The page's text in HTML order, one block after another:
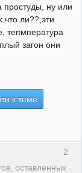
простуды, ну или
что ли??,эти
тепмпература
загон они
к теме
2
оставленных